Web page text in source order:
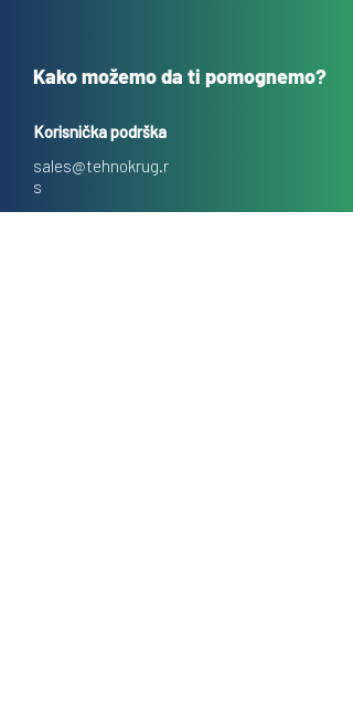
Kako možemo da ti pomognemo?
Korisnička podrška
sales@tehnokrug.r
s